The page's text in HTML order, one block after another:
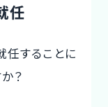
任
任することに
？